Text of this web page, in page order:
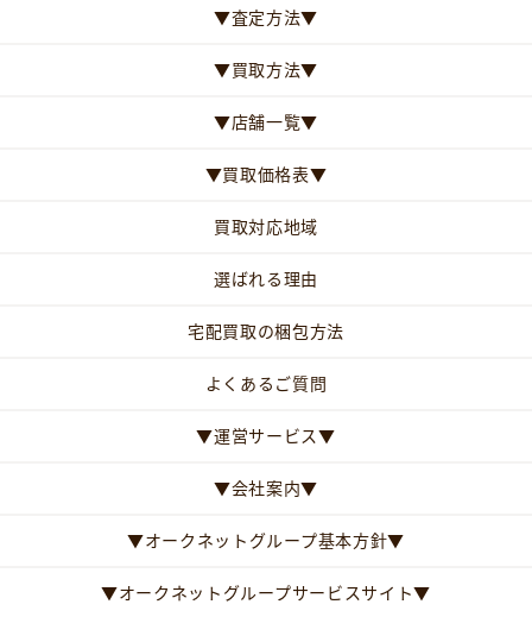
▼査定方法▼
▼買取方法▼
▼店舗一覧▼
▼買取価格表▼
買取対応地域
選ばれる理由
宅配買取の梱包方法
よくあるご質問
▼運営サービス▼
▼会社案内▼
▼オークネットグループ基本方針▼
▼オークネットグループサービスサイト▼